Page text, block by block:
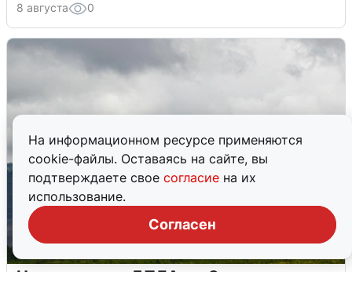
На информационном ресурсе применяются
cookie-файлы. Оставаясь на сайте, вы
подтверждаете свое согласие на их
использование.
Согласен
8 августа 0
Ночная атака БПЛА на Самарскую